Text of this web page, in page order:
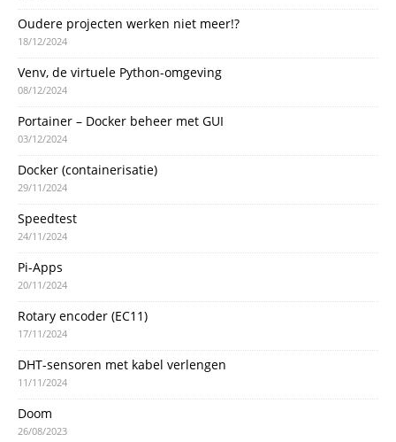
Oudere projecten werken niet meer!?
18/12/2024
Venv, de virtuele Python-omgeving
08/12/2024
Portainer – Docker beheer met GUI
03/12/2024
Docker (containerisatie)
29/11/2024
Speedtest
24/11/2024
Pi-Apps
20/11/2024
Rotary encoder (EC11)
17/11/2024
DHT-sensoren met kabel verlengen
11/11/2024
Doom
26/08/2023